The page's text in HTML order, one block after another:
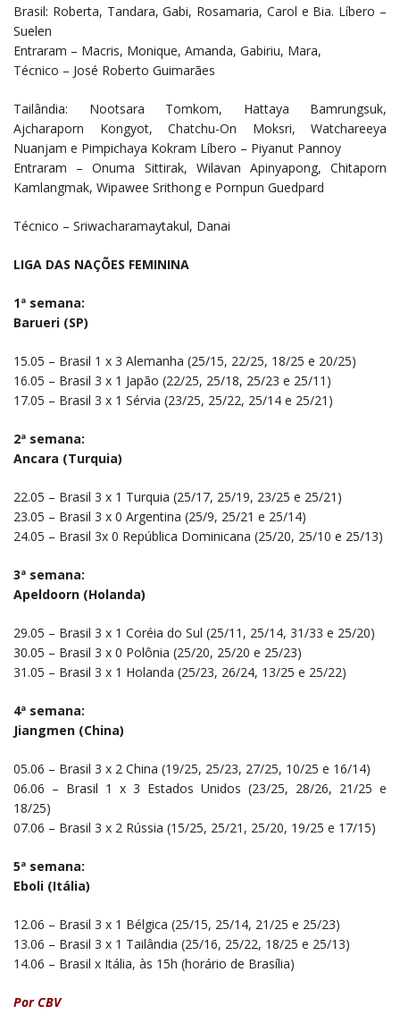
Brasil: Roberta, Tandara, Gabi, Rosamaria, Carol e Bia. Líbero –
Suelen
Entraram – Macris, Monique, Amanda, Gabiriu, Mara,
Técnico – José Roberto Guimarães
Tailândia: Nootsara Tomkom, Hattaya Bamrungsuk,
Ajcharaporn Kongyot, Chatchu-On Moksri, Watchareeya
Nuanjam e Pimpichaya Kokram Líbero – Piyanut Pannoy
Entraram – Onuma Sittirak, Wilavan Apinyapong, Chitaporn
Kamlangmak, Wipawee Srithong e Pornpun Guedpard
Técnico – Sriwacharamaytakul, Danai
LIGA DAS NAÇÕES FEMININA
1ª semana:
Barueri (SP)
15.05 – Brasil 1 x 3 Alemanha (25/15, 22/25, 18/25 e 20/25)
16.05 – Brasil 3 x 1 Japão (22/25, 25/18, 25/23 e 25/11)
17.05 – Brasil 3 x 1 Sérvia (23/25, 25/22, 25/14 e 25/21)
2ª semana:
Ancara (Turquia)
22.05 – Brasil 3 x 1 Turquia (25/17, 25/19, 23/25 e 25/21)
23.05 – Brasil 3 x 0 Argentina (25/9, 25/21 e 25/14)
24.05 – Brasil 3x 0 República Dominicana (25/20, 25/10 e 25/13)
3ª semana:
Apeldoorn (Holanda)
29.05 – Brasil 3 x 1 Coréia do Sul (25/11, 25/14, 31/33 e 25/20)
30.05 – Brasil 3 x 0 Polônia (25/20, 25/20 e 25/23)
31.05 – Brasil 3 x 1 Holanda (25/23, 26/24, 13/25 e 25/22)
4ª semana:
Jiangmen (China)
05.06 – Brasil 3 x 2 China (19/25, 25/23, 27/25, 10/25 e 16/14)
06.06 – Brasil 1 x 3 Estados Unidos (23/25, 28/26, 21/25 e
18/25)
07.06 – Brasil 3 x 2 Rússia (15/25, 25/21, 25/20, 19/25 e 17/15)
5ª semana:
Eboli (Itália)
12.06 – Brasil 3 x 1 Bélgica (25/15, 25/14, 21/25 e 25/23)
13.06 – Brasil 3 x 1 Tailândia (25/16, 25/22, 18/25 e 25/13)
14.06 – Brasil x Itália, às 15h (horário de Brasília)
Por CBV